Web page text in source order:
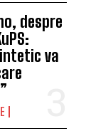
despre
va